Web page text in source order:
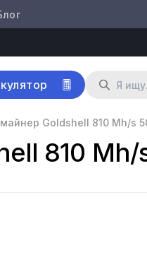
Goldshell 810 Mh/s
810